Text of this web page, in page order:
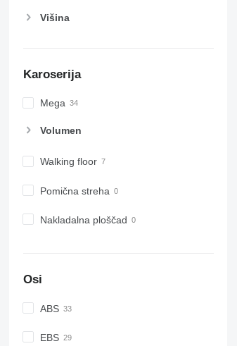
Višina
Karoserija
Mega
Volumen
Walking floor
Pomična streha
Nakladalna ploščad
Osi
ABS
EBS